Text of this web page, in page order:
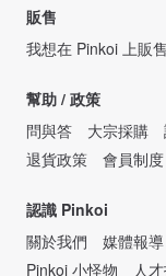
販售
我想在 Pinkoi 上販售
幫助 / 政策
問與答
大宗採購
退貨政策
會員制
認識 Pinkoi
關於我們
媒體報導
Pinkoi 小怪物
人